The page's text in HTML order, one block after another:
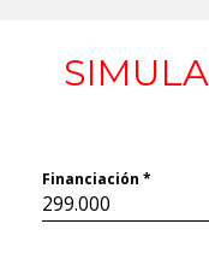
Financiación *